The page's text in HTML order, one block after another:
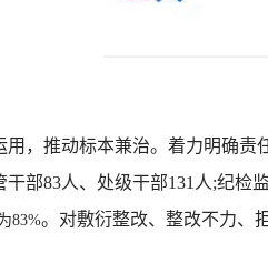
推动标本兼治。着力明确责
部83人、处级干部131人;纪检
83%。对敷衍整改、整改不力、